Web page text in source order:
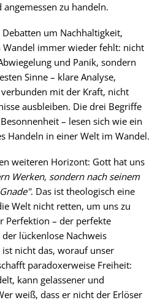
zu handeln.
um Nachhaltigkeit,
immer wieder fehlt: nicht
und Panik, sondern
Sinne – klare Analyse,
mit der Kraft, nicht
ausbleiben. Die drei Begriffe
– lesen sich wie ein
Handeln in einer Welt im Wandel.
weiteren Horizont: Gott hat uns
Werken, sondern nach seinem
. Das ist theologisch eine
Welt nicht retten, um uns zu
Perfektion – der perfekte
lückenlose Nachweis
nicht das, worauf unser
paradoxerweise Freiheit:
kann gelassener und
weiß, dass er nicht der Erlöser